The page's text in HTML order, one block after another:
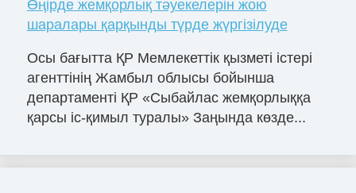
Өңірде жемқорлық тәуекелерін жою
шаралары қарқынды түрде жүргізілуде
Осы бағытта ҚР Мемлекеттік қызметі істері
агенттінің Жамбыл облысы бойынша
департаменті ҚР «Сыбайлас жемқорлыққа
қарсы іс-қимыл туралы» Заңында көзде...